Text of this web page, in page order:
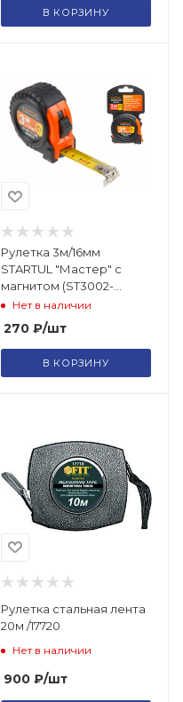
В КОРЗИНУ
Рулетка 3м/16мм
STARTUL "Мастер" с
магнитом (ST3002-
0316М)
Нет в наличии
270₽/шт
В КОРЗИНУ
Рулетка стальная лента
20м /17720
Нет в наличии
900₽/шт